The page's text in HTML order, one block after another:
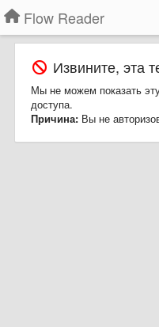
Flow Reader
Извините, эта
Мы не можем показать
доступа.
Причина: Вы не